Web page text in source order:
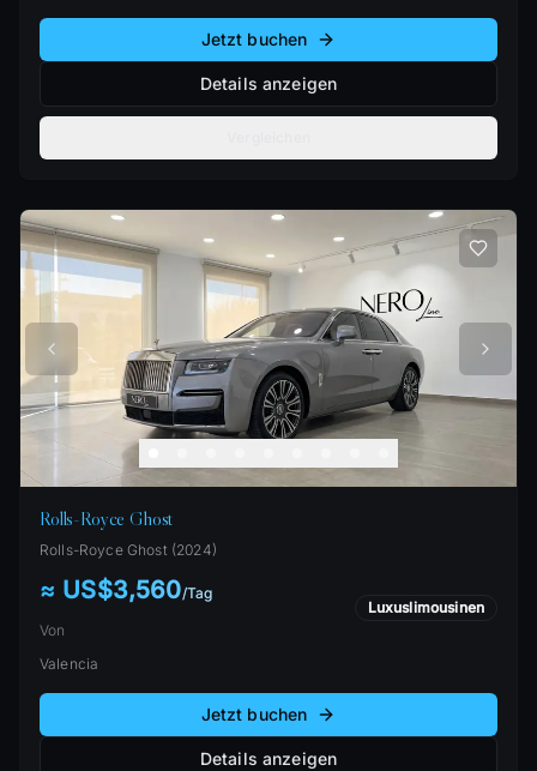
Jetzt buchen
Details anzeigen
Rolls-Royce Ghost
Rolls-Royce Ghost(2024)
≈ US$3,560/Tag
Von
Luxuslimousinen
Valencia
Jetzt buchen
Details anzeigen